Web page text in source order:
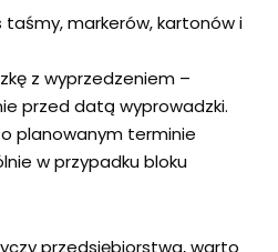
markerów, kartonów i
z wyprzedzeniem –
przed datą wyprowadzki.
planowanym terminie
w przypadku bloku
przedsiębiorstwa, warto